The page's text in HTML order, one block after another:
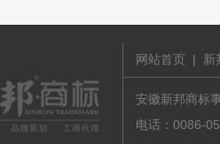
网站首页 | 新
安徽新邦商标
电话：0086-